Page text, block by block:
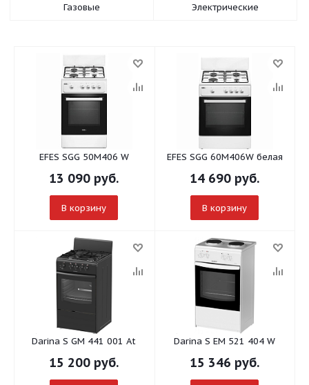
Газовые Электрические
EFES SGG 50M406 W
13 090 руб.
В корзину
EFES SGG 60M406W белая
14 690 руб.
В корзину
Darina S GM 441 001 At
15 200 руб.
Darina S EM 521 404 W
15 346 руб.